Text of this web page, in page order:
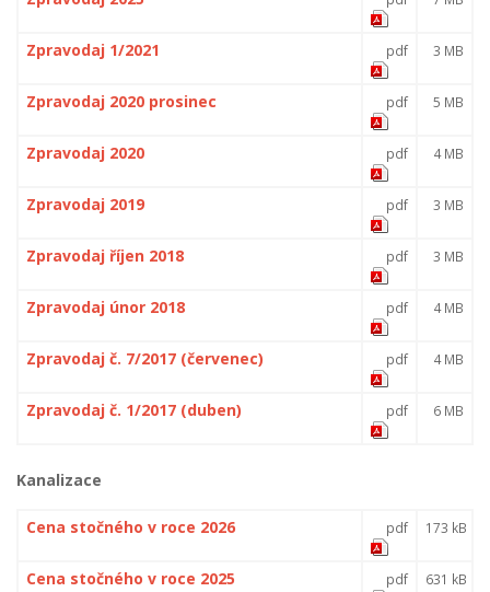
Zpravodaj 1/2021 pdf 3 MB
Zpravodaj 2020 prosinec pdf 5 MB
Zpravodaj 2020 pdf 4 MB
Zpravodaj 2019 pdf 3 MB
Zpravodaj říjen 2018 pdf 3 MB
Zpravodaj únor 2018 pdf 4 MB
Zpravodaj č. 7/2017 (červenec) pdf 4 MB
Zpravodaj č. 1/2017 (duben) pdf 6 MB
Kanalizace
Cena stočného v roce 2026 pdf 173 kB
Cena stočného v roce 2025 pdf 631 kB